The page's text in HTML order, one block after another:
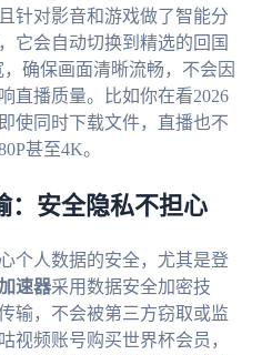
针对影音和游戏做了智能分
会自动切换到精选的回国
确保画面清晰流畅，不会因
直播质量。比如你在看2026
使同时下载文件，直播也不
甚至4K。
：安全隐私不担心
个人数据的安全，尤其是登
速器采用数据安全加密技
输，不会被第三方窃取或监
视频账号购买世界杯会员，